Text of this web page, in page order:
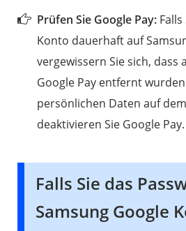
Prüfen Sie Google Pay:
Konto dauerhaft auf
vergewissern Sie sich, dass
Google Pay entfernt
persönlichen Daten auf
deaktivieren Sie Google Pay.
Falls Sie das
Samsung Google